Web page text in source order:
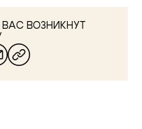
ВОЗНИКНУТ